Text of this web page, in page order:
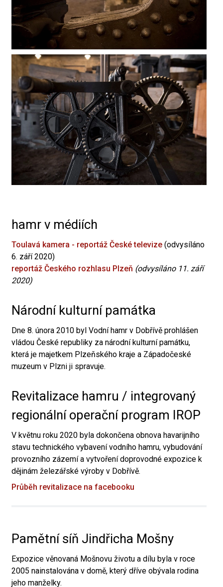
hamr v médiích
Toulavá kamera - reportáž České televize (odvysíláno
6. září 2020)
reportáž Českého rozhlasu Plzeň (odvysíláno 11. září
2020)
Národní kulturní památka
Dne 8. února 2010 byl Vodní hamr v Dobřívě prohlášen
vládou České republiky za národní kulturní památku,
která je majetkem Plzeňského kraje a Západočeské
muzeum v Plzni ji spravuje.
Revitalizace hamru / integrovaný
regionální operační program IROP
V květnu roku 2020 byla dokončena obnova havarijního
stavu technického vybavení vodního hamru, vybudování
provozního zázemí a vytvoření doprovodné expozice k
dějinám železářské výroby v Dobřívě.
Průběh revitalizace na facebooku
Pamětní síň Jindřicha Mošny
Expozice věnovaná Mošnovu životu a dílu byla v roce
2005 nainstalována v domě, který dříve obývala rodina
jeho manželky.